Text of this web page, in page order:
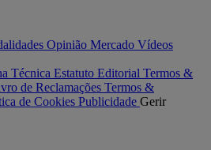
Opinião Mercado Vídeos
Técnica Estatuto Editorial Termos &
de Reclamações Termos &
de Cookies Publicidade Gerir